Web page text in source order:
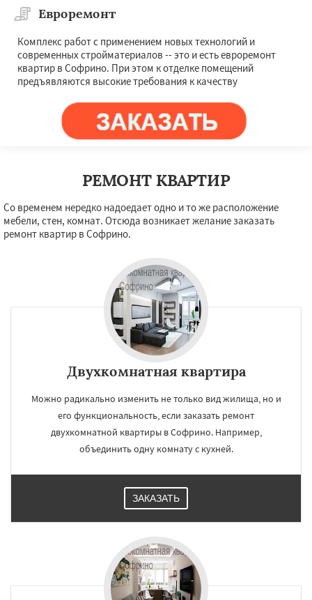
Евроремонт
Комплекс работ с применением новых технологий и
современных стройматериалов -- это и есть евроремонт
квартир в Софрино. При этом к отделке помещений
предъявляются высокие требования к качеству
РЕМОНТ КВАРТИР
Со временем нередко надоедает одно и то же расположение
мебели, стен, комнат. Отсюда возникает желание заказать
ремонт квартир в Софрино.
Двухкомнатная квартира
Можно радикально изменить не только вид жилища, но и
его функциональность, если заказать ремонт
двухкомнатной квартиры в Софрино. Например,
объединить одну комнату с кухней.
ЗАКАЗАТЬ